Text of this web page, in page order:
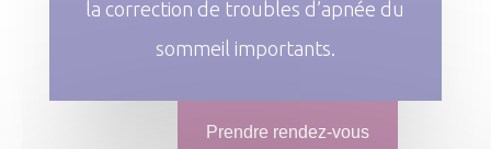
la correction de troubles d’apnée du
sommeil importants.
Prendre rendez-vous